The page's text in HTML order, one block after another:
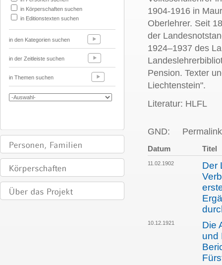
in Körperschaften suchen
in Editionstexten suchen
in den Kategorien suchen
in der Zeitleiste suchen
in Themen suchen
1904-1916 in
Oberlehrer. Seit
der
1924–1937 des
Pension. Texter
Liechtenstein".
Literatur: HLFL
GND:
Datum Titel
11.02.1902
Der
10.12.1921
Die
und